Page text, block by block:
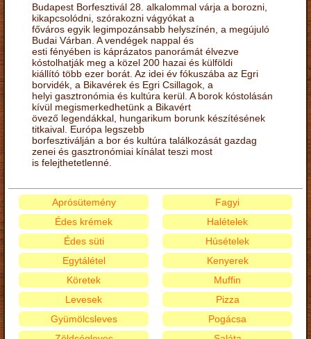
Budapest Borfesztivál 28. alkalommal várja a borozni,
kikapcsolódni, szórakozni vágyókat a
főváros egyik legimpozánsabb helyszínén, a megújuló
Budai Várban. A vendégek nappal és
esti fényében is káprázatos panorámát élvezve
kóstolhatják meg a közel 200 hazai és külföldi
kiállító több ezer borát. Az idei év fókuszába az Egri
borvidék, a Bikavérek és Egri Csillagok, a
helyi gasztronómia és kultúra kerül. A borok kóstolásán
kívül megismerkedhetünk a Bikavért
övező legendákkal, hungarikum borunk készítésének
titkaival. Európa legszebb
borfesztiválján a bor és kultúra találkozását gazdag
zenei és gasztronómiai kínálat teszi most
is felejthetetlenné.
Aprósütemény
Édes krémek
Édes süti
Egytálétel
Fagyi
Halételek
Húsételek
Kenyerek
Köretek
Levesek
Gyümölcsleves
Muffin
Pizza
Pogácsa